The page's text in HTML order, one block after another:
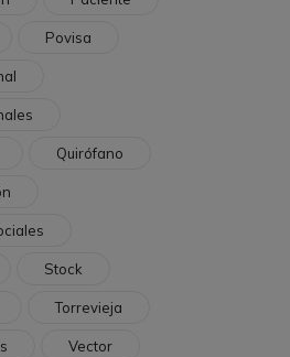
Povisa
Quirófano
Stock
Torrevieja
Vector